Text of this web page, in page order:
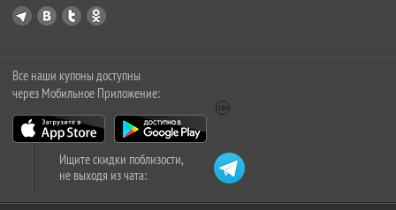
Все наши купоны доступны
через Мобильное Приложение:
Ищите скидки поблизости,
не выходя из чата: